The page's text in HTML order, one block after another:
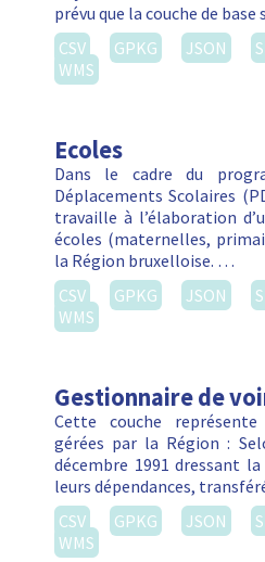
prévu que la couche de base
CSV
GPKG JSON
WMS
Ecoles
Dans le cadre du
Déplacements Scolaires
travaille à l’élaboration
écoles (maternelles,
la Région bruxelloise. …
CSV
GPKG JSON
WMS
Gestionnaire de
Cette couche
gérées par la Région :
décembre 1991 dressant
leurs dépendances,
CSV
GPKG JSON
WMS